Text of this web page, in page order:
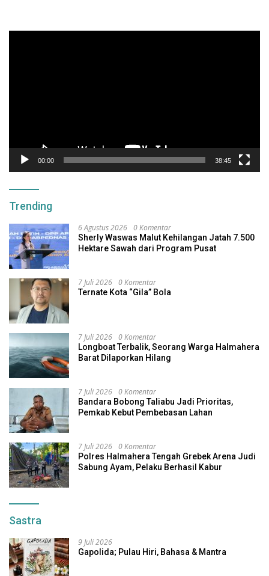
00:00 38:45
Trending
6 Agustus 2026 0 Komentar
Sherly Waswas Malut Kehilangan Jatah 7.500
Hektare Sawah dari Program Pusat
7 Juli 2026 0 Komentar
Ternate Kota “Gila” Bola
7 Juli 2026 0 Komentar
Longboat Terbalik, Seorang Warga Halmahera
Barat Dilaporkan Hilang
7 Juli 2026 0 Komentar
Bandara Bobong Taliabu Jadi Prioritas,
Pemkab Kebut Pembebasan Lahan
7 Juli 2026 0 Komentar
Polres Halmahera Tengah Grebek Arena Judi
Sabung Ayam, Pelaku Berhasil Kabur
Sastra
9 Juli 2026
Gapolida; Pulau Hiri, Bahasa & Mantra